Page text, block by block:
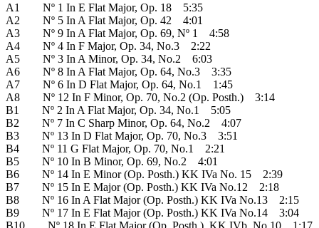
A1 Nº 1 In E Flat Major, Op. 18 5:35
A2 Nº 5 In A Flat Major, Op. 42 4:01
A3 Nº 9 In A Flat Major, Op. 69, Nº 1 4:58
A4 Nº 4 In F Major, Op. 34, No.3 2:22
A5 Nº 3 In A Minor, Op. 34, No.2 6:03
A6 Nº 8 In A Flat Major, Op. 64, No.3 3:35
A7 Nº 6 In D Flat Major, Op. 64, No.1 1:45
A8 Nº 12 In F Minor, Op. 70, No.2 (Op. Posth.) 3:14
B1 Nº 2 In A Flat Major, Op. 34, No.1 5:05
B2 Nº 7 In C Sharp Minor, Op. 64, No.2 4:07
B3 Nº 13 In D Flat Major, Op. 70, No.3 3:51
B4 Nº 11 G Flat Major, Op. 70, No.1 2:21
B5 Nº 10 In B Minor, Op. 69, No.2 4:01
B6 Nº 14 In E Minor (Op. Posth.) KK IVa No. 15 2:39
B7 Nº 15 In E Major (Op. Posth.) KK IVa No.12 2:18
B8 Nº 16 In A Flat Major (Op. Posth.) KK IVa No.13 2:15
B9 Nº 17 In E Flat Major (Op. Posth.) KK IVa No.14 3:04
B10 Nº 18 In E Flat Major (Op. Posth.), KK IVb, No.10 1:17